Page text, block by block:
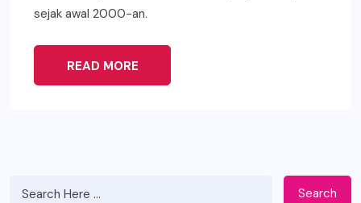
sejak awal 2000-an.
READ MORE
Search